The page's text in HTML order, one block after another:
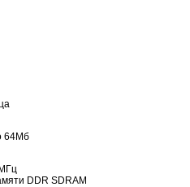
64Мб
DDR SDRAM